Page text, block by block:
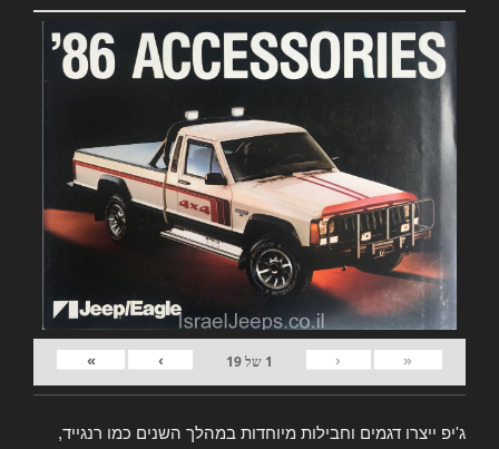
«
‹
1 של19
›
»
ג'יפ ייצרו דגמים וחבילות מיוחדות במהלך השנים כמו רנגייד,